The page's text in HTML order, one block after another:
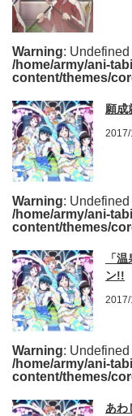
Warning:
/home/army/ani-
content/themes/
願成
Warning:
/home/army/ani-
content/themes/
「
ン!!
Warning:
/home/army/ani-
content/themes/
あわ